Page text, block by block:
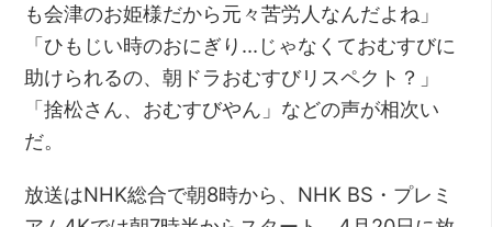
も会津のお姫様だから元々苦労人なんだよね」
「ひもじい時のおにぎり…じゃなくておむすびに
助けられるの、朝ドラおむすびリスペクト？」
「捨松さん、おむすびやん」などの声が相次い
だ。
放送はNHK総合で朝8時から、NHK BS・プレミ